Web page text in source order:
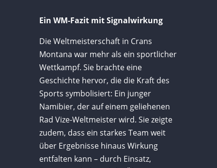
Ein WM-Fazit mit Signalwirkung
Die Weltmeisterschaft in Crans
Montana war mehr als ein sportlicher
Wettkampf. Sie brachte eine
Geschichte hervor, die die Kraft des
Sports symbolisiert: Ein junger
Namibier, der auf einem geliehenen
Rad Vize-Weltmeister wird. Sie zeigte
zudem, dass ein starkes Team weit
über Ergebnisse hinaus Wirkung
entfalten kann – durch Einsatz,